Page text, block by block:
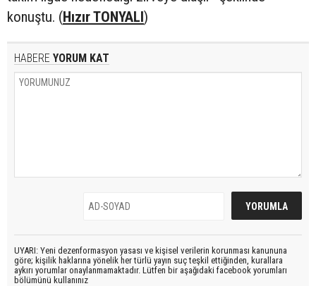
konuştu. (Hızır TONYALI)
HABERE YORUM KAT
UYARI: Yeni dezenformasyon yasası ve kişisel verilerin korunması kanununa
göre; kişilik haklarına yönelik her türlü yayın suç teşkil ettiğinden, kurallara
aykırı yorumlar onaylanmamaktadır. Lütfen bir aşağıdaki facebook yorumları
bölümünü kullanınız